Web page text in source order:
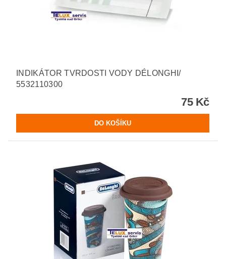
INDIKÁTOR TVRDOSTI VODY DÉLONGHI/
5532110300
75 Kč